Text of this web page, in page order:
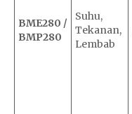
BME280 /
BMP280
Suhu,
Tekanan,
Lembab